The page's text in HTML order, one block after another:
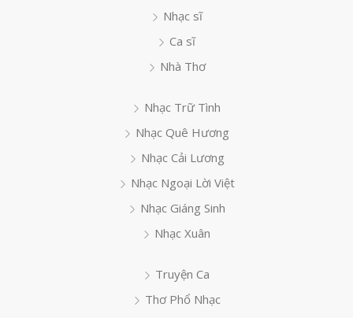
Nhạc sĩ
Ca sĩ
Nhà Thơ
Nhạc Trữ Tình
Nhạc Quê Hương
Nhạc Cải Lương
Nhạc Ngoại Lời Việt
Nhạc Giáng Sinh
Nhạc Xuân
Truyện Ca
Thơ Phổ Nhạc